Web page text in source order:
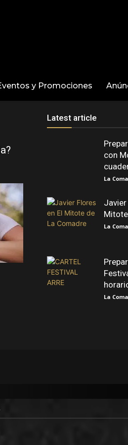
y Promociones
Latest article
con
La
Javier
La
La